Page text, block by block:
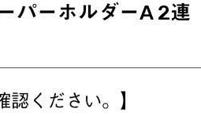
パーホルダーA 2連
認ください。】